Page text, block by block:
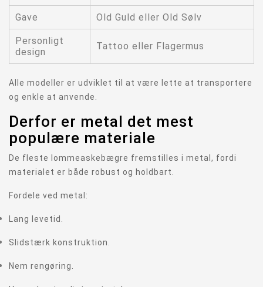
Gave Old Guld eller Old Sølv
Personligt
design
Tattoo eller Flagermus
Alle modeller er udviklet til at være lette at transportere
og enkle at anvende.
Derfor er metal det mest
populære materiale
De fleste lommeaskebægre fremstilles i metal, fordi
materialet er både robust og holdbart.
Fordele ved metal:
Lang levetid.
Slidstærk konstruktion.
Nem rengøring.